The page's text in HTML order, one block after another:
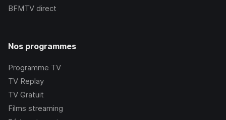
BFMTV direct
Nos programmes
Programme TV
TV Replay
TV Gratuit
Films streaming